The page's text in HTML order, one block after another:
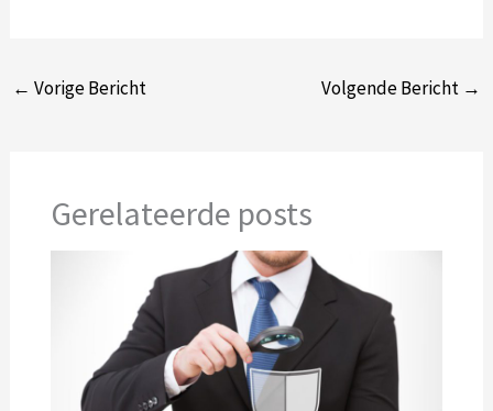
← Vorige Bericht Volgende Bericht →
Gerelateerde posts